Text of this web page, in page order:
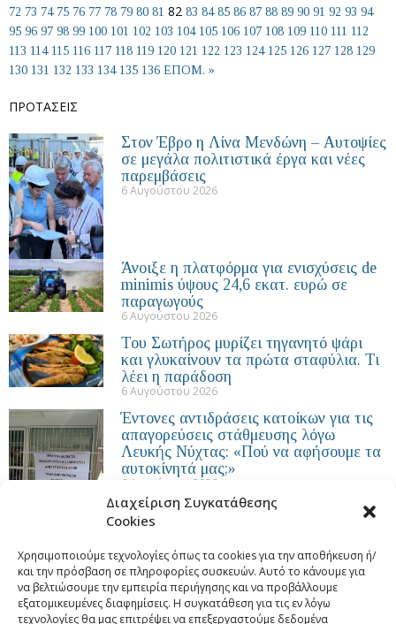
Διαχείριση Συγκατάθεσης
Cookies
Χρησιμοποιούμε τεχνολογίες όπως τα cookies για την αποθήκευση ή/
και την πρόσβαση σε πληροφορίες συσκευών. Αυτό το κάνουμε για
να βελτιώσουμε την εμπειρία περιήγησης και να προβάλλουμε
εξατομικευμένες διαφημίσεις. Η συγκατάθεση για τις εν λόγω
τεχνολογίες θα μας επιτρέψει να επεξεργαστούμε δεδομένα
72 73 74 75 76 77 78 79 80 81 82 83 84 85 86 87 88 89 90 91 92 93 94
95 96 97 98 99 100 101 102 103 104 105 106 107 108 109 110 111 112
113 114 115 116 117 118 119 120 121 122 123 124 125 126 127 128 129
130 131 132 133 134 135 136 ΕΠΟΜ. »
ΠΡΟΤΑΣΕΙΣ
Στον Έβρο η Λίνα Μενδώνη – Αυτοψίες
σε μεγάλα πολιτιστικά έργα και νέες
παρεμβάσεις
6 Αυγούστου 2026
Άνοιξε η πλατφόρμα για ενισχύσεις de
minimis ύψους 24,6 εκατ. ευρώ σε
παραγωγούς
6 Αυγούστου 2026
Του Σωτήρος μυρίζει τηγανητό ψάρι
και γλυκαίνουν τα πρώτα σταφύλια. Τι
λέει η παράδοση
6 Αυγούστου 2026
Έντονες αντιδράσεις κατοίκων για τις
απαγορεύσεις στάθμευσης λόγω
Λευκής Νύχτας: «Πού να αφήσουμε τα
αυτοκίνητά μας;»
6 Αυγούστου 2026